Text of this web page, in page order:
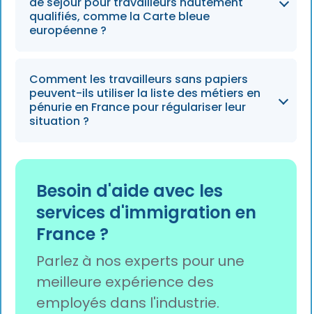
le recrutement local s'avère difficile.
qualifiés, comme la Carte bleue
européenne ?
Non, les voies réservées aux travailleurs
hautement qualifiés, telles que le « Talent
Passport » ou la « Carte bleue européenne »,
reposent sur des seuils de salaire et de
spécifiques figurant sur la liste des pénuries.
Comment les travailleurs sans papiers
peuvent-ils utiliser la liste des métiers en
pénurie en France pour régulariser leur
situation ?
Dans le cadre des réformes de 2026, les
migrants en situation irrégulière employés
depuis au moins 12 mois dans des secteurs en
pénurie de main-d'œuvre peuvent demander
à régulariser leur situation de leur propre
Besoin d'aide avec les
services d'immigration en
France ?
Parlez à nos experts pour une
meilleure expérience des
employés dans l'industrie.